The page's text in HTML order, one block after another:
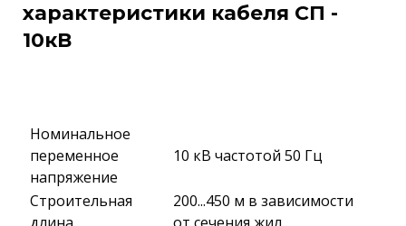
характеристики кабеля СП -
10кВ
Номинальное
переменное
напряжение
10 кВ частотой 50 Гц
Строительная
200...450 м в зависимости